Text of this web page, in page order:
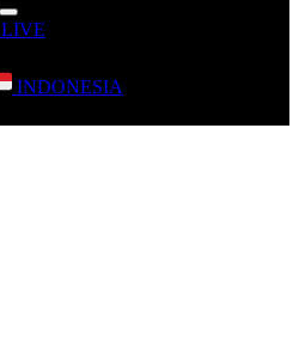
LIVE
INDONESIA